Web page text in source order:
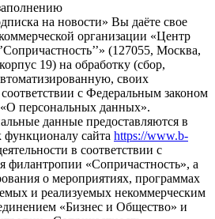
на новости» Вы даёте свое
организации «Центр
(127055, Москва,
19) на обработку (сбор,
своих
с Федеральным законом
персональных данных».
данные предоставляются в
функционалу сайта https://www.b-
в соответствии с
филантропии «Сопричастность», а
о мероприятиях, программах
и реализуемых некоммерческим
«Бизнес и Общество» и